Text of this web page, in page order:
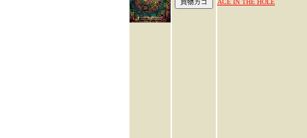
ACE IN THE HOLE